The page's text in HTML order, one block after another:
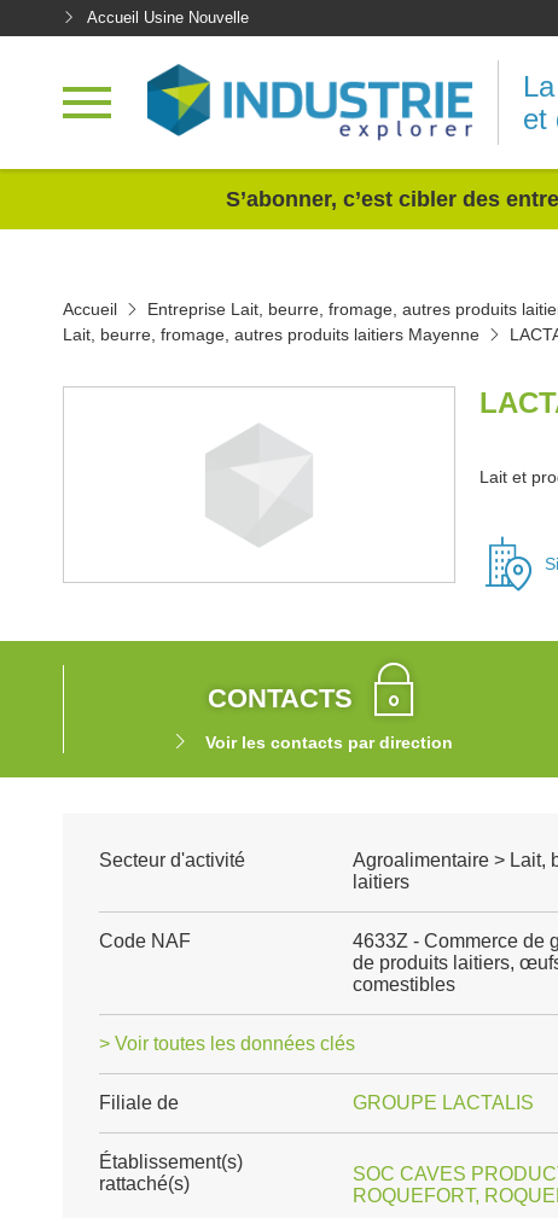
Accueil Usine Nouvelle
et
S’abonner, c’est cibler des
Accueil Entreprise Lait, beurre, fromage, autres produits
Lait, beurre, fromage, autres produits laitiers Mayenne
Lait et
CONTACTS
Voir les contacts par direction
Secteur d'activité
Agroalimentaire > Lait,
laitiers
Code NAF
4633Z - Commerce de
de produits laitiers,
comestibles
> Voir toutes les données clés
Filiale de GROUPE LACTALIS
Établissement(s)
rattaché(s)
SOC CAVES
ROQUEFORT,